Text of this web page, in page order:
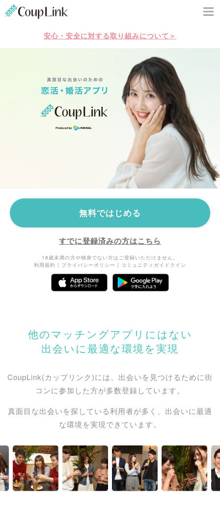
安心・安全に対する取り組みについて＞
無料ではじめる
すでに登録済みの方はこちら
18歳未満の方や独身でない方はご登録いただけません。
利用規約 | プライバシーポリシー | コミュニティガイドライン
他のマッチングアプリにはない
出会いに最適な環境を実現
CoupLink(カップリンク)には、出会いを見つけるために街
コンに参加した方が多数登録しています。
真面目な出会いを探している利用者が多く、出会いに最適
な環境を実現できています。